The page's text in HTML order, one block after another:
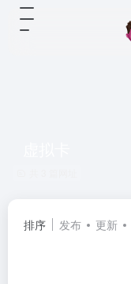
排序 发布 更新